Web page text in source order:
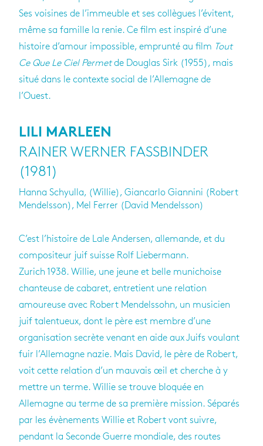
Ses voisines de l’immeuble et ses collègues l’évitent,
même sa famille la renie. Ce film est inspiré d’une
histoire d’amour impossible, emprunté au film Tout
Ce Que Le Ciel Permetde Douglas Sirk (1955), mais
situé dans le contexte social de l’Allemagne de
l’Ouest.
LILI MARLEEN
RAINER WERNER FASSBINDER
(1981)
Hanna Schyulla, (Willie), Giancarlo Giannini (Robert
Mendelsson), Mel Ferrer (David Mendelsson)
C’est l’histoire de Lale Andersen, allemande, et du
compositeur juif suisse Rolf Liebermann.
Zurich 1938. Willie, une jeune et belle munichoise
chanteuse de cabaret, entretient une relation
amoureuse avec Robert Mendelssohn, un musicien
juif talentueux, dont le père est membre d’une
organisation secrète venant en aide aux Juifs voulant
fuir l’Allemagne nazie. Mais David, le père de Robert,
voit cette relation d’un mauvais œil et cherche à y
mettre un terme. Willie se trouve bloquée en
Allemagne au terme de sa première mission. Séparés
par les évènements Willie et Robert vont suivre,
pendant la Seconde Guerre mondiale, des routes